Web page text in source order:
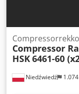
Niedźwiedź
Compressor
HSK6461-60